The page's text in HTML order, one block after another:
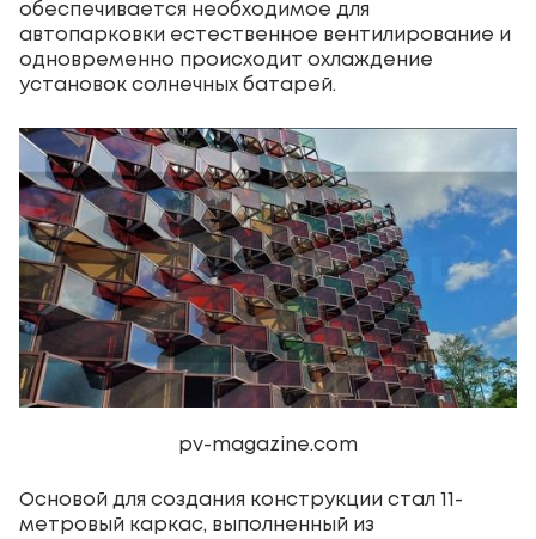
обеспечивается необходимое для
автопарковки естественное вентилирование и
одновременно происходит охлаждение
установок солнечных батарей.
pv-magazine.com
Основой для создания конструкции стал 11-
метровый каркас, выполненный из